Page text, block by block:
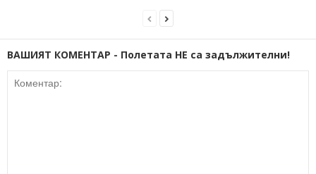
ВАШИЯТ КОМЕНТАР - Полетата НЕ са задължителни!